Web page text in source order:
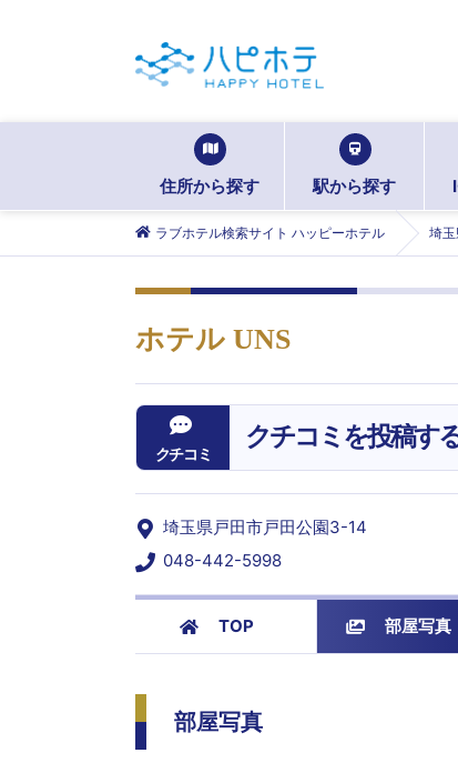
住所から探す 駅から探す
ラブホテル検索サイト ハッピーホテル 埼
ホテル UNS
クチコミ
クチコミを投稿す
埼玉県戸田市戸田公園3-14
048-442-5998
TOP 部屋写真
部屋写真